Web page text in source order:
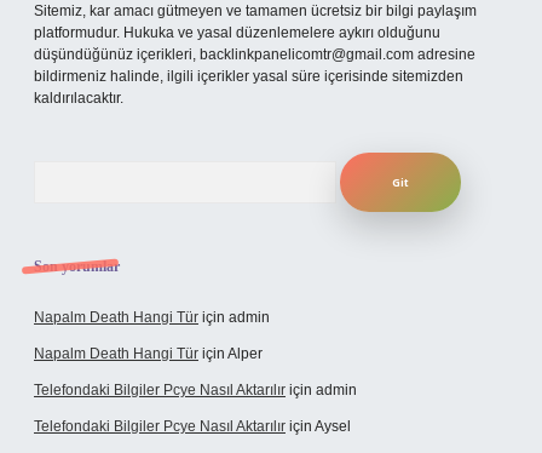
Sitemiz, kar amacı gütmeyen ve tamamen ücretsiz bir bilgi paylaşım
platformudur. Hukuka ve yasal düzenlemelere aykırı olduğunu
düşündüğünüz içerikleri, backlinkpanelicomtr@gmail.com adresine
bildirmeniz halinde, ilgili içerikler yasal süre içerisinde sitemizden
kaldırılacaktır.
Son yorumlar
Napalm Death Hangi Tür için admin
Napalm Death Hangi Tür için Alper
Telefondaki Bilgiler Pcye Nasıl Aktarılır için admin
Telefondaki Bilgiler Pcye Nasıl Aktarılır için Aysel